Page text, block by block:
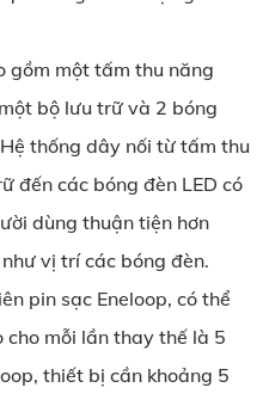
gồm một tấm thu năng
bộ lưu trữ và 2 bóng
thống dây nối từ tấm thu
đến các bóng đèn LED có
dùng thuận tiện hơn
vị trí các bóng đèn.
pin sạc Eneloop, có thể
mỗi lần thay thế là 5
thiết bị cần khoảng 5